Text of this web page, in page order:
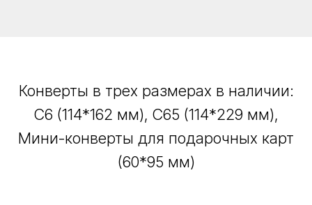
Конверты в трех размерах в наличии:
С6 (114*162 мм), С65 (114*229 мм),
Мини-конверты для подарочных карт
(60*95 мм)